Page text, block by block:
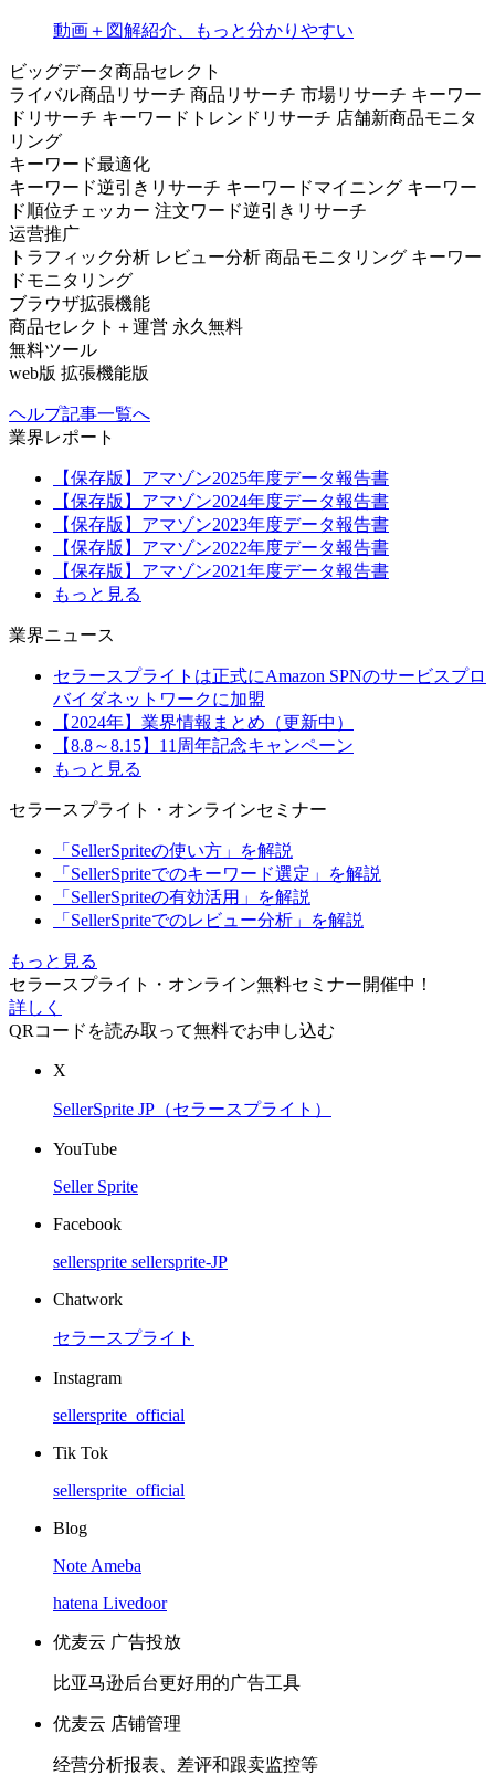
動画＋図解紹介、もっと分かりやすい
ビッグデータ商品セレクト
ライバル商品リサーチ 商品リサーチ 市場リサーチ キーワー
ドリサーチ キーワードトレンドリサーチ 店舗新商品モニタ
リング
キーワード最適化
キーワード逆引きリサーチ キーワードマイニング キーワー
ド順位チェッカー 注文ワード逆引きリサーチ
运营推广
トラフィック分析 レビュー分析 商品モニタリング キーワー
ドモニタリング
ブラウザ拡張機能
商品セレクト＋運営 永久無料
無料ツール
web版 拡張機能版
ヘルプ記事一覧へ
業界レポート
【保存版】アマゾン2025年度データ報告書
【保存版】アマゾン2024年度データ報告書
【保存版】アマゾン2023年度データ報告書
【保存版】アマゾン2022年度データ報告書
【保存版】アマゾン2021年度データ報告書
もっと見る
業界ニュース
セラースプライトは正式にAmazon SPNのサービスプロ
バイダネットワークに加盟
【2024年】業界情報まとめ（更新中）
【8.8～8.15】11周年記念キャンペーン
もっと見る
セラースプライト・オンラインセミナー
「SellerSpriteの使い方」を解説
「SellerSpriteでのキーワード選定」を解説
「SellerSpriteの有効活用」を解説
「SellerSpriteでのレビュー分析」を解説
もっと見る
セラースプライト・オンライン無料セミナー開催中！
詳しく
QRコードを読み取って無料でお申し込む
X
SellerSprite JP（セラースプライト）
YouTube
Seller Sprite
Facebook
sellersprite sellersprite-JP
Chatwork
セラースプライト
Instagram
sellersprite_official
Tik Tok
sellersprite_official
Blog
Note Ameba
hatena Livedoor
优麦云 广告投放
比亚马逊后台更好用的广告工具
优麦云 店铺管理
经营分析报表、差评和跟卖监控等